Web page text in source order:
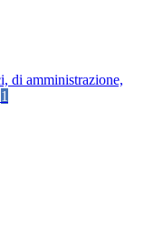
di amministrazione,
1